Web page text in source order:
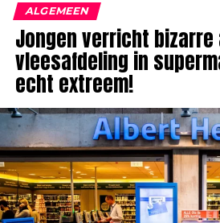
ALGEMEEN
Jongen verricht
vleesafdeling in
echt extreem!